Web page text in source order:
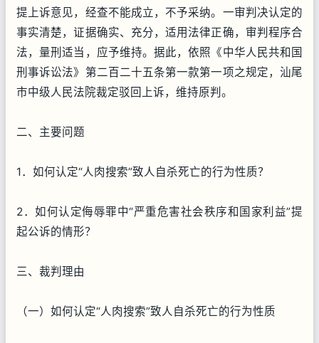
提上诉意见，经查不能成立，不予采纳。一审判决认定的
事实清楚，证据确实、充分，适用法律正确，审判程序合
法，量刑适当，应予维持。据此，依照《中华人民共和国
刑事诉讼法》第二百二十五条第一款第一项之规定，汕尾
市中级人民法院裁定驳回上诉，维持原判。
二、主要问题
1．如何认定“人肉搜索”致人自杀死亡的行为性质？
2．如何认定侮辱罪中“严重危害社会秩序和国家利益”提
起公诉的情形？
三、裁判理由
（一）如何认定“人肉搜索”致人自杀死亡的行为性质